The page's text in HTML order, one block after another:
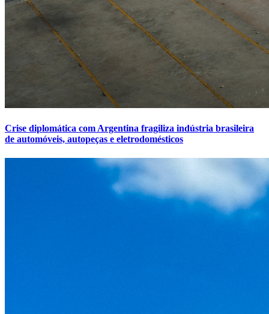
Crise diplomática com Argentina fragiliza indústria brasileira
de automóveis, autopeças e eletrodomésticos